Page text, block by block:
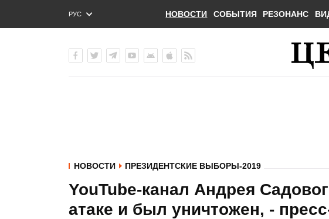
РУС
ENG
НОВОСТИ СОБЫТИЯ РЕЗОНАНС
НОВОСТИ ПРЕЗИДЕНТСКИЕ ВЫБОРЫ-2019
YouTube-канал Андрея
атаке и был уничтожен, -